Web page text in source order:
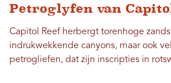
Petroglyfen van
Capitol Reef herbergt torenhoge
indrukwekkende canyons, maar ook
petrogliefen, dat zijn inscripties in